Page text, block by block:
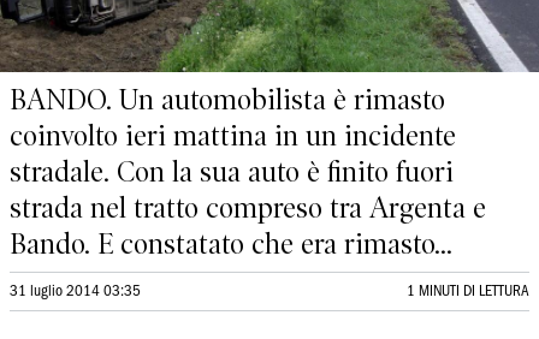
BANDO. Un automobilista è rimasto
coinvolto ieri mattina in un incidente
stradale. Con la sua auto è finito fuori
strada nel tratto compreso tra Argenta e
Bando. E constatato che era rimasto...
31 luglio 2014 03:35 1 MINUTI DI LETTURA